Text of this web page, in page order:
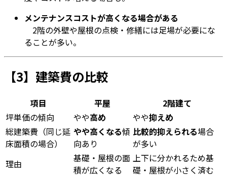
メンテナンスコストが高くなる場合がある
2階の外壁や屋根の点検・修繕には足場が必要にな
ることが多い。
【3】建築費の比較
項目 平屋
2階建て
坪単価の傾向
やや高め やや抑えめ
総建築費（同じ延
床面積の場合）
やや高くなる傾
向あり
比較的抑えられる場合
が多い
理由
基礎・屋根の面
積が広くなる
上下に分かれるため基
礎・屋根が小さく済む